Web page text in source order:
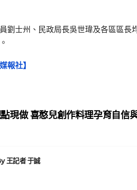
劉士州、民政局長吳世瑋及各區區
報社】
現做 喜憨兒創作料理孕育自信
王記者 于誠